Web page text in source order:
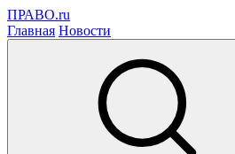
ПРАВО.ru
Главная Новости